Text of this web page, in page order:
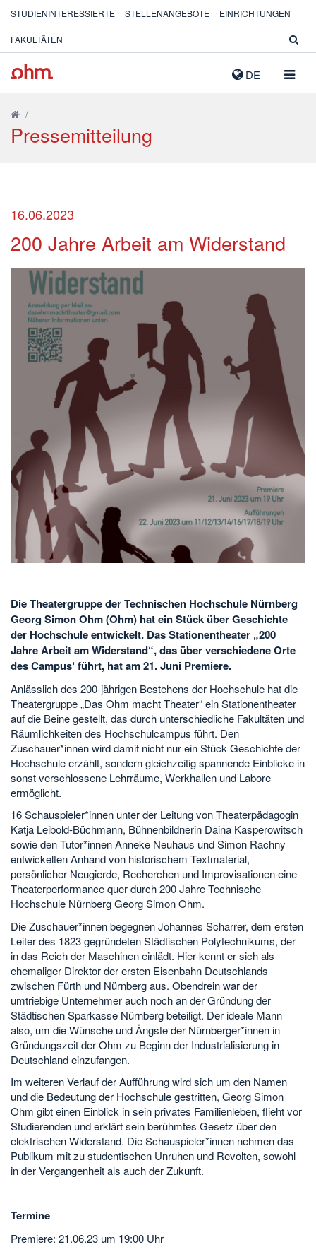
DE
STUDIENINTERESSIERTE STELLENANGEBOTE EINRICHTUNGEN
FAKULTÄTEN
/
Pressemitteilung
16.06.2023
200 Jahre Arbeit am Widerstand
Die Theatergruppe der Technischen Hochschule Nürnberg
Georg Simon Ohm (Ohm) hat ein Stück über Geschichte
der Hochschule entwickelt. Das Stationentheater „200
Jahre Arbeit am Widerstand“, das über verschiedene Orte
des Campus‘ führt, hat am 21. Juni Premiere.
Anlässlich des 200-jährigen Bestehens der Hochschule hat die
Theatergruppe „Das Ohm macht Theater“ ein Stationentheater
auf die Beine gestellt, das durch unterschiedliche Fakultäten und
Räumlichkeiten des Hochschulcampus führt. Den
Zuschauer*innen wird damit nicht nur ein Stück Geschichte der
Hochschule erzählt, sondern gleichzeitig spannende Einblicke in
sonst verschlossene Lehrräume, Werkhallen und Labore
ermöglicht.
16 Schauspieler*innen unter der Leitung von Theaterpädagogin
Katja Leibold-Büchmann, Bühnenbildnerin Daina Kasperowitsch
sowie den Tutor*innen Anneke Neuhaus und Simon Rachny
entwickelten Anhand von historischem Textmaterial,
persönlicher Neugierde, Recherchen und Improvisationen eine
Theaterperformance quer durch 200 Jahre Technische
Hochschule Nürnberg Georg Simon Ohm.
Die Zuschauer*innen begegnen Johannes Scharrer, dem ersten
Leiter des 1823 gegründeten Städtischen Polytechnikums, der
in das Reich der Maschinen einlädt. Hier kennt er sich als
ehemaliger Direktor der ersten Eisenbahn Deutschlands
zwischen Fürth und Nürnberg aus. Obendrein war der
umtriebige Unternehmer auch noch an der Gründung der
Städtischen Sparkasse Nürnberg beteiligt. Der ideale Mann
also, um die Wünsche und Ängste der Nürnberger*innen in
Gründungszeit der Ohm zu Beginn der Industrialisierung in
Deutschland einzufangen.
Im weiteren Verlauf der Aufführung wird sich um den Namen
und die Bedeutung der Hochschule gestritten, Georg Simon
Ohm gibt einen Einblick in sein privates Familienleben, flieht vor
Studierenden und erklärt sein berühmtes Gesetz über den
elektrischen Widerstand. Die Schauspieler*innen nehmen das
Publikum mit zu studentischen Unruhen und Revolten, sowohl
in der Vergangenheit als auch der Zukunft.
Termine
Premiere: 21.06.23 um 19:00 Uhr